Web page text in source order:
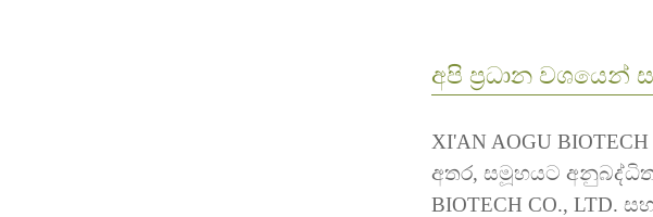
අපි ප්‍රධාන වශයෙන්
XI'AN AOGU
අතර, සමූහයට අනුබද්ධිත
BIOTECH CO., LTD.